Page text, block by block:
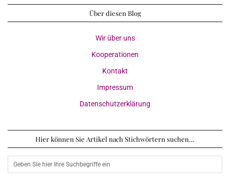
Über diesen Blog
Wir über uns
Kooperationen
Kontakt
Impressum
Datenschutzerklärung
Hier können Sie Artikel nach Stichwörtern suchen…